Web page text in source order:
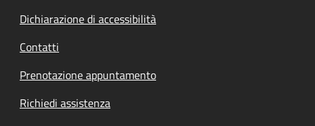
Dichiarazione di accessibilità
Contatti
Prenotazione appuntamento
Richiedi assistenza